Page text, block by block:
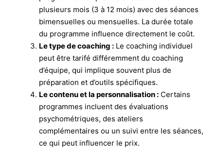
plusieurs mois (3 à 12 mois) avec des séances
bimensuelles ou mensuelles. La durée totale
du programme influence directement le coût.
Le type de coaching : Le coaching individuel
peut être tarifé différemment du coaching
d’équipe, qui implique souvent plus de
préparation et d’outils spécifiques.
Le contenu et la personnalisation : Certains
programmes incluent des évaluations
psychométriques, des ateliers
complémentaires ou un suivi entre les séances,
ce qui peut influencer le prix.